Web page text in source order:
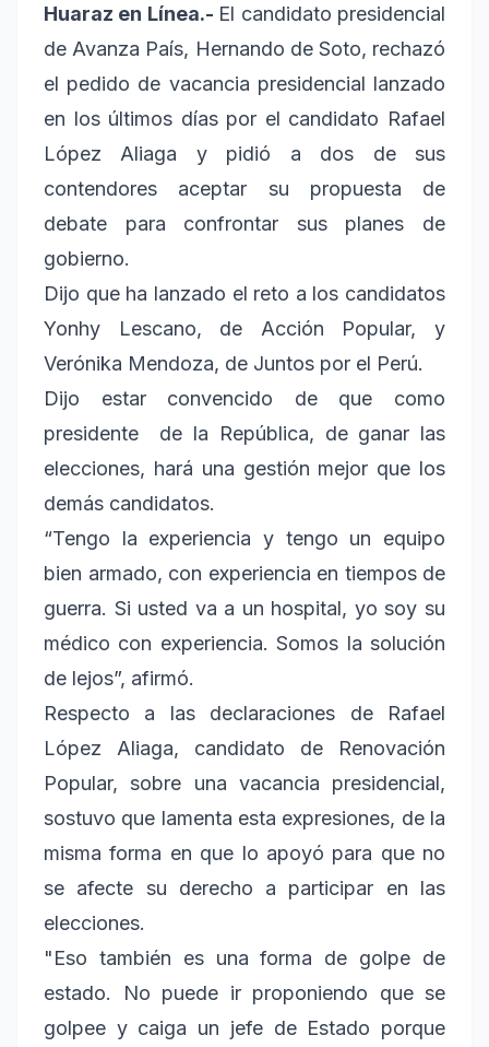
Huaraz en Línea.- El candidato presidencial
de Avanza País, Hernando de Soto, rechazó
el pedido de vacancia presidencial lanzado
en los últimos días por el candidato Rafael
López Aliaga y pidió a dos de sus
contendores aceptar su propuesta de
debate para confrontar sus planes de
gobierno.
Dijo que ha lanzado el reto a los candidatos
Yonhy Lescano, de Acción Popular, y
Verónika Mendoza, de Juntos por el Perú.
Dijo estar convencido de que como
presidente de la República, de ganar las
elecciones, hará una gestión mejor que los
demás candidatos.
“Tengo la experiencia y tengo un equipo
bien armado, con experiencia en tiempos de
guerra. Si usted va a un hospital, yo soy su
médico con experiencia. Somos la solución
de lejos”, afirmó.
Respecto a las declaraciones de Rafael
López Aliaga, candidato de Renovación
Popular, sobre una vacancia presidencial,
sostuvo que lamenta esta expresiones, de la
misma forma en que lo apoyó para que no
se afecte su derecho a participar en las
elecciones.
"Eso también es una forma de golpe de
estado. No puede ir proponiendo que se
golpee y caiga un jefe de Estado porque